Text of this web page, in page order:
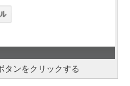
タンをクリックする